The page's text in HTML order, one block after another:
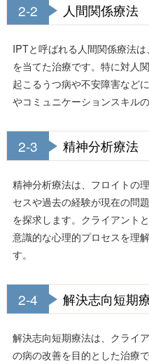
2-2 人間関係療法
IPTと呼ばれる人間関係療法
を当てた治療です。特に対人
起こるうつ病や不安障害など
やコミュニケーションスキル
2-3 精神分析療法
精神分析療法は、フロイトの
セスや過去の経験が現在の問
を探求します。クライアント
意識的な心理的プロセスを理
す。
2-4 解決志向短期
解決志向短期療法は、クライ
の病の改善を目的とした治療